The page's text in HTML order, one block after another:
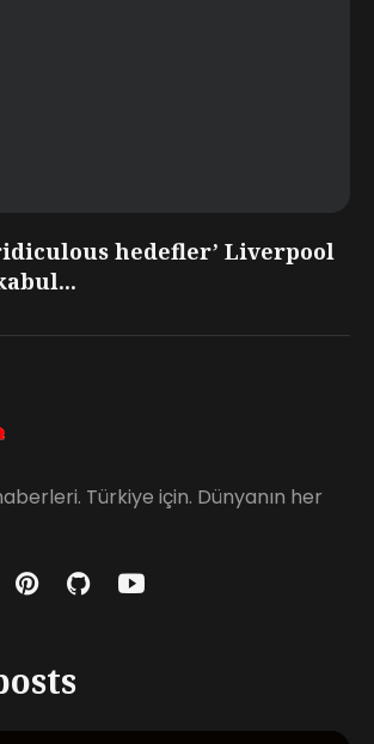
hedefler’ Liverpool
Türkiye için. Dünyanın her